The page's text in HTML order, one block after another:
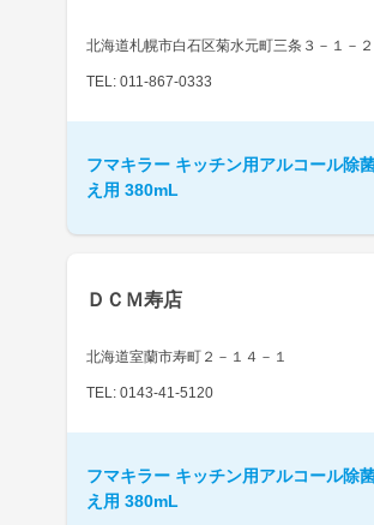
北海道札幌市白石区菊水元町三条３－１－２
TEL: 011-867-0333
フマキラー キッチン用アルコール除
え用 380mL
ＤＣＭ寿店
北海道室蘭市寿町２－１４－１
TEL: 0143-41-5120
フマキラー キッチン用アルコール除
え用 380mL